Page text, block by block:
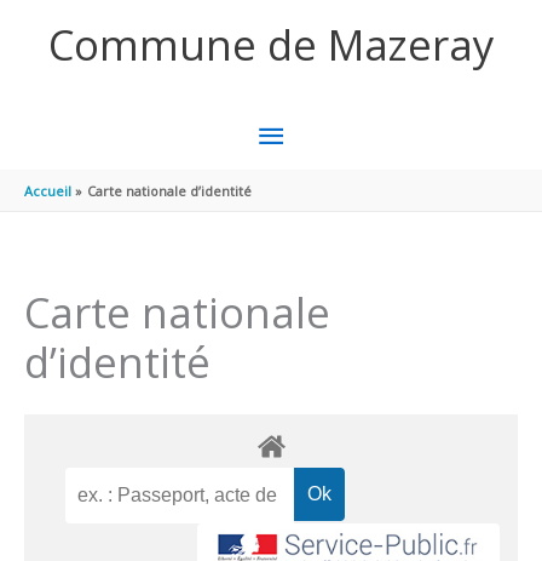
Commune de Mazeray
MENU
Accueil Carte nationale d’identité
Carte nationale
d’identité